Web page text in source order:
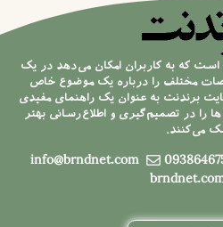
است که به کاربران امکان می‌دهد در یک
مختلف را درباره یک موضوع خاص
برندنت به عنوان یک راهنمای مفیدی
را در تصمیم‌گیری و اطلاع‌رسانی بهتر
می‌کنند.
info@brndnet.com